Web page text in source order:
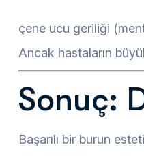
çene ucu geriliği
Ancak hastaların
Sonuç:
Başarılı bir burun